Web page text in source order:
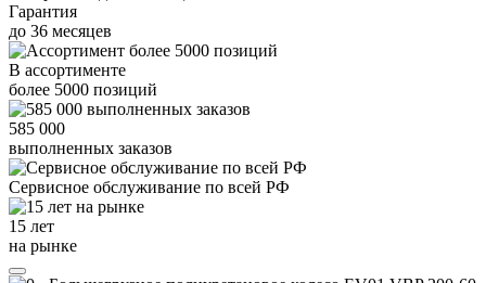
Гарантия
до 36 месяцев
В ассортименте
более 5000 позиций
585 000
выполненных заказов
Сервисное обслуживание по всей РФ
15 лет
на рынке